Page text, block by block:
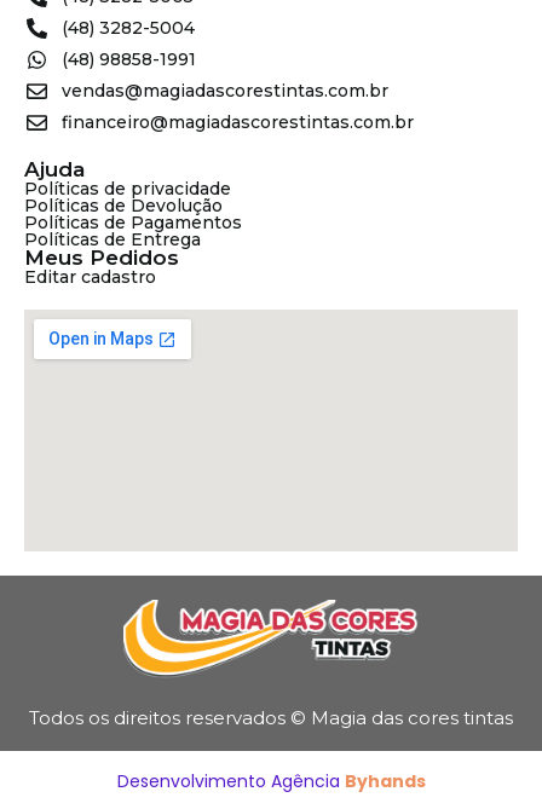
(48) 3282-5004
(48) 98858-1991
vendas@magiadascorestintas.com.br
financeiro@magiadascorestintas.com.br
Ajuda
Políticas de privacidade
Políticas de Devolução
Políticas de Pagamentos
Políticas de Entrega
Meus Pedidos
Editar cadastro
Todos os direitos reservados © Magia das cores tintas
Desenvolvimento Agência Byhands